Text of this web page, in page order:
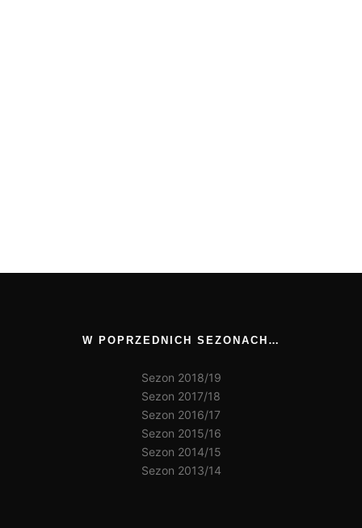
W POPRZEDNICH SEZONACH…
Sezon 2018/19
Sezon 2017/18
Sezon 2016/17
Sezon 2015/16
Sezon 2014/15
Sezon 2013/14